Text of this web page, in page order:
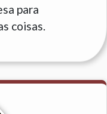
para
coisas.